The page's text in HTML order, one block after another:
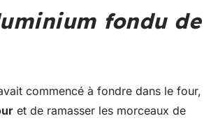
fondu de
commencé à fondre dans le four,
et de ramasser les morceaux de